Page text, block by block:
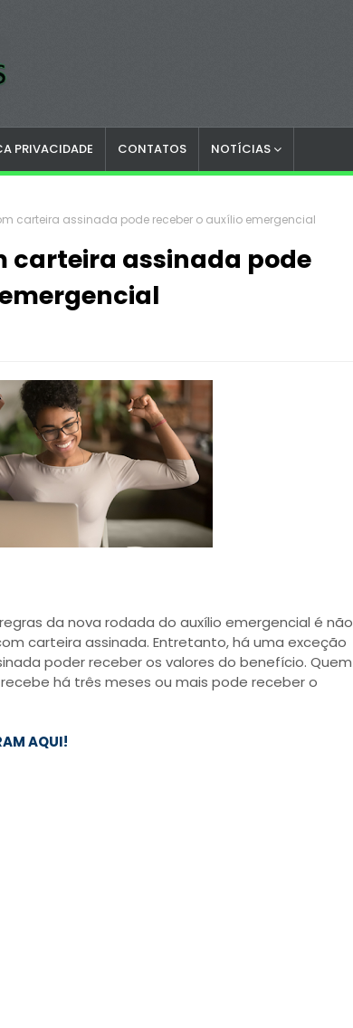
PRIVACIDADE CONTATOS NOTÍCIAS
carteira assinada pode receber o auxílio emergencial
carteira assinada pode
da nova rodada do auxílio emergencial é não
carteira assinada. Entretanto, há uma exceção
poder receber os valores do benefício. Quem
há três meses ou mais pode receber o
AQUI!